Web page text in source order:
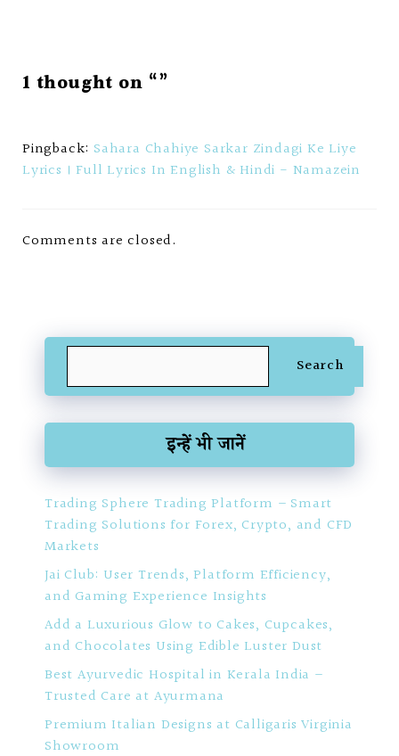
1 thought on “”
Pingback: Sahara Chahiye Sarkar Zindagi Ke Liye
Lyrics । Full Lyrics In English & Hindi - Namazein
Comments are closed.
Search
इन्हें भी जानें
Trading Sphere Trading Platform – Smart
Trading Solutions for Forex, Crypto, and CFD
Markets
Jai Club: User Trends, Platform Efficiency,
and Gaming Experience Insights
Add a Luxurious Glow to Cakes, Cupcakes,
and Chocolates Using Edible Luster Dust
Best Ayurvedic Hospital in Kerala India –
Trusted Care at Ayurmana
Premium Italian Designs at Calligaris Virginia
Showroom